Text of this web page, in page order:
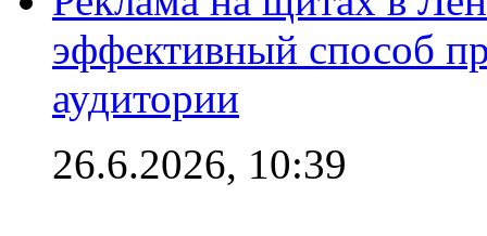
эффективный способ
аудитории
26.6.2026, 10:39